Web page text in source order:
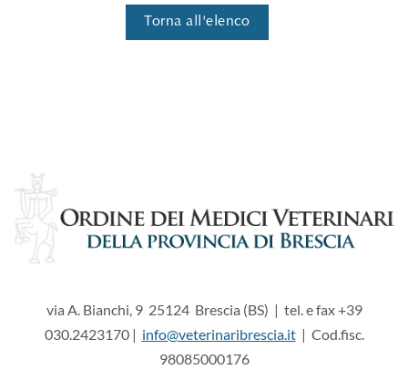
Torna all'elenco
via A. Bianchi, 9 25124 Brescia (BS) | tel. e fax +39
030.2423170 | info@veterinaribrescia.it| Cod.fisc.
98085000176